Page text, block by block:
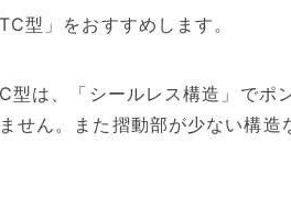
型」をおすすめします。
は、「シールレス構造」でポ
せん。また摺動部が少ない構